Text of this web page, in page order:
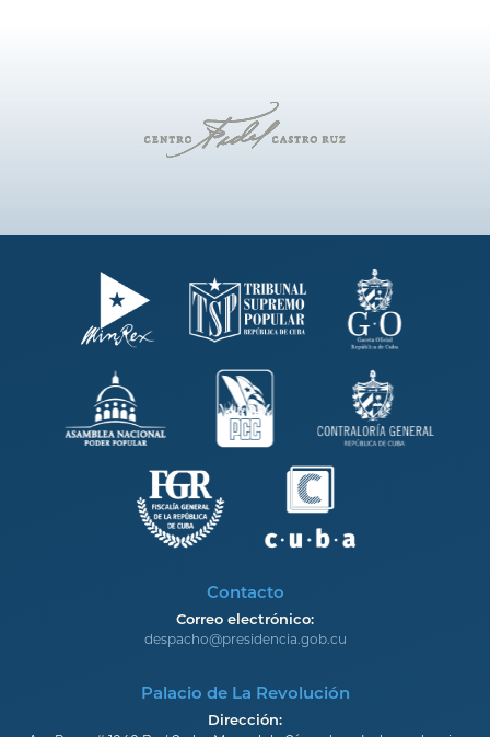
Contacto
Correo electrónico:
despacho@presidencia.gob.cu
Palacio de La Revolución
Dirección: